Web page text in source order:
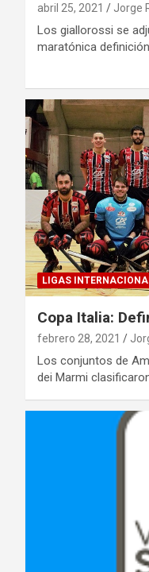
abril 25, 2021 Jorge
Los giallorossi se
maratónica
LIGAS
Copa Italia:
febrero 28, 2021
Los conjuntos de
dei Marmi